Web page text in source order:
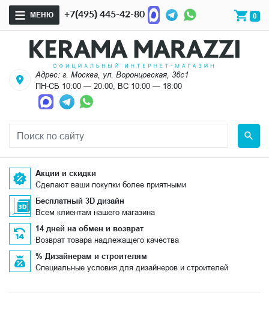
МЕНЮ +7(495) 445-42-80 0
Адрес: г. Москва, ул. Воронцовская, 36с1
ПН-СБ 10:00 — 20:00, ВС 10:00 — 18:00
Акции и скидки
Сделают ваши покупки более приятными
Бесплатный 3D дизайн
Всем клиентам нашего магазина
14 дней на обмен и возврат
Возврат товара надлежащего качества
% Дизайнерам и строителям
Специальные условия для дизайнеров и строителей